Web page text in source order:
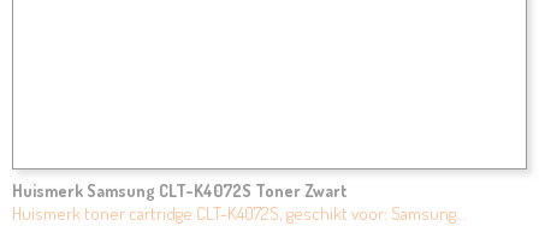
Huismerk Samsung CLT-K4072S Toner Zwart
Huismerk toner cartridge CLT-K4072S, geschikt voor: Samsung…